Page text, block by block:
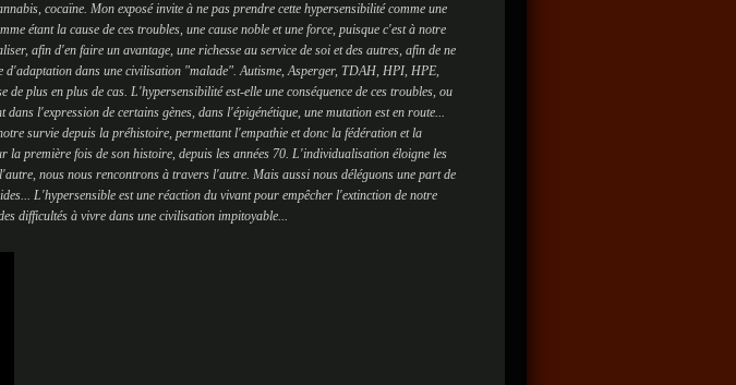
cocaïne. Mon exposé invite à ne pas prendre cette hypersensibilité comme une
étant la cause de ces troubles, une cause noble et une force, puisque c'est à notre
afin d'en faire un avantage, une richesse au service de soi et des autres, afin de ne
d'adaptation dans une civilisation "malade". Autisme, Asperger, TDAH, HPI, HPE,
plus en plus de cas. L'hypersensibilité est-elle une conséquence de ces troubles, ou
l'expression de certains gènes, dans l'épigénétique, une mutation est en route...
survie depuis la préhistoire, permettant l'empathie et donc la fédération et la
première fois de son histoire, depuis les années 70. L'individualisation éloigne les
nous nous rencontrons à travers l'autre. Mais aussi nous déléguons une part de
L'hypersensible est une réaction du vivant pour empêcher l'extinction de notre
difficultés à vivre dans une civilisation impitoyable...